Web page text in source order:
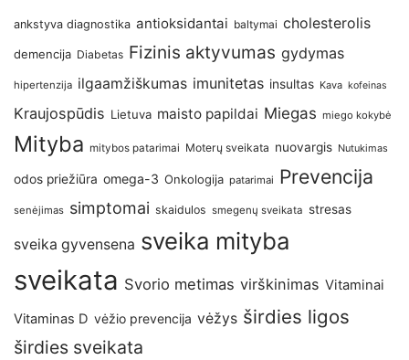
ankstyva diagnostika antioksidantai baltymai cholesterolis
demencija Diabetas Fizinis aktyvumas gydymas
hipertenzija ilgaamžiškumas imunitetas insultas Kava kofeinas
Kraujospūdis Lietuva maisto papildai Miegas miego kokybė
Mityba mitybos patarimai Moterų sveikata nuovargis Nutukimas
odos priežiūra omega-3 Onkologija patarimai Prevencija
senėjimas simptomai skaidulos smegenų sveikata stresas
sveika gyvensena sveika mityba
sveikata Svorio metimas virškinimas Vitaminai
Vitaminas D vėžio prevencija vėžys širdies ligos
širdies sveikata